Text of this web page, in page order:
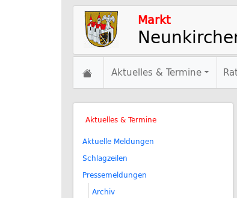
Markt
Aktuelles & Termine
Aktuelles & Termine
Aktuelle Meldungen
Schlagzeilen
Pressemeldungen
Archiv